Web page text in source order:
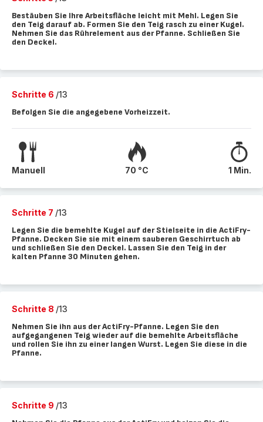
Bestäuben Sie Ihre Arbeitsfläche leicht mit Mehl. Legen Sie
den Teig darauf ab. Formen Sie den Teig rasch zu einer Kugel.
Nehmen Sie das Rührelement aus der Pfanne. Schließen Sie
den Deckel.
Schritte 6 /13
Befolgen Sie die angegebene Vorheizzeit.
Manuell 70 °C 1 Min.
Schritte 7 /13
Legen Sie die bemehlte Kugel auf der Stielseite in die ActiFry-
Pfanne. Decken Sie sie mit einem sauberen Geschirrtuch ab
und schließen Sie den Deckel. Lassen Sie den Teig in der
kalten Pfanne 30 Minuten gehen.
Schritte 8 /13
Nehmen Sie ihn aus der ActiFry-Pfanne. Legen Sie den
aufgegangenen Teig wieder auf die bemehlte Arbeitsfläche
und rollen Sie ihn zu einer langen Wurst. Legen Sie diese in die
Pfanne.
Schritte 9 /13